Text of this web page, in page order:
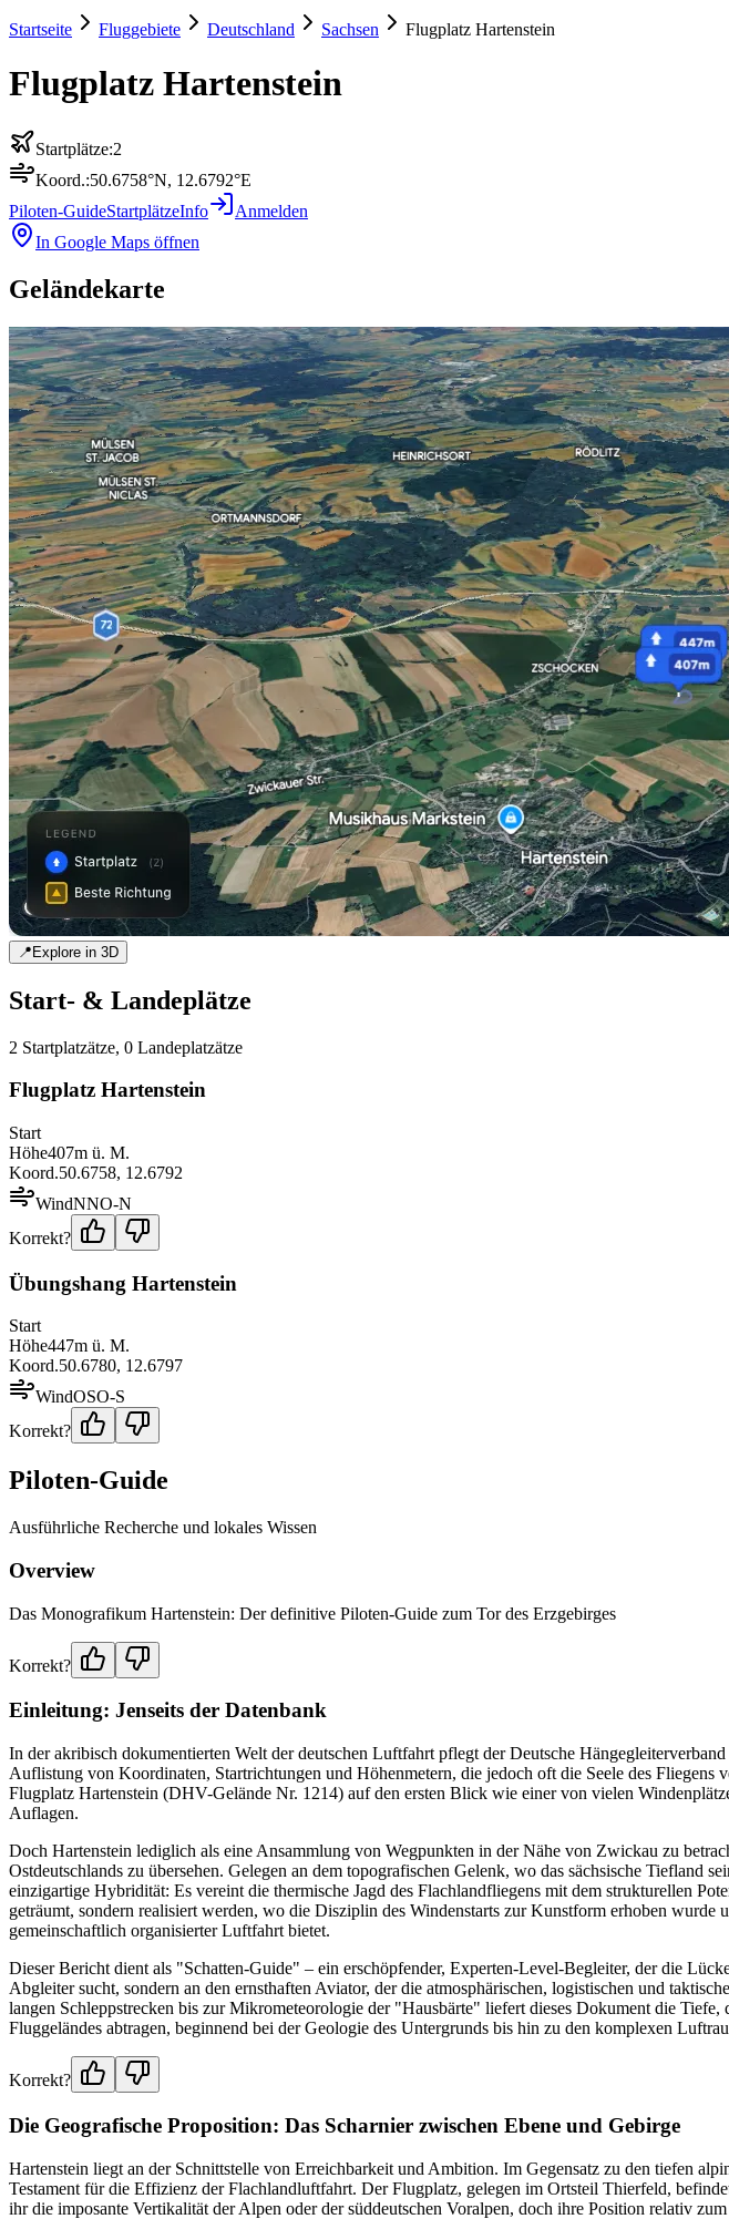
Startseite Fluggebiete Deutschland Sachsen Flugplatz Hartenstein
Flugplatz Hartenstein
Startplätze:2
Koord.:50.6758°N, 12.6792°E
Piloten-GuideStartplätzeInfo
Anmelden
In Google Maps öffnen
Geländekarte
📍Explore in 3D
Start- & Landeplätze
2 Startplatzätze, 0 Landeplatzätze
Flugplatz Hartenstein
Start
Höhe407m ü. M.
Koord.50.6758, 12.6792
WindNNO-N
Korrekt?
Übungshang Hartenstein
Start
Höhe447m ü. M.
Koord.50.6780, 12.6797
WindOSO-S
Korrekt?
Piloten-Guide
Ausführliche Recherche und lokales Wissen
Overview
Das Monografikum Hartenstein: Der definitive Piloten-Guide zum Tor des Erzgebirges
Korrekt?
Einleitung: Jenseits der Datenbank
In der akribisch dokumentierten Welt der deutschen Luftfahrt pflegt der Deutsche
Auflistung von Koordinaten, Startrichtungen und Höhenmetern, die jedoch oft die Seele des Fliegens
Flugplatz Hartenstein (DHV-Gelände Nr. 1214) auf den ersten Blick wie einer von vielen
Auflagen.
Doch Hartenstein lediglich als eine Ansammlung von Wegpunkten in der Nähe von Zwickau zu
Ostdeutschlands zu übersehen. Gelegen an dem topografischen Gelenk, wo das sächsische Tiefland
einzigartige Hybridität: Es vereint die thermische Jagd des Flachlandfliegens mit dem strukturellen
geträumt, sondern realisiert werden, wo die Disziplin des Windenstarts zur Kunstform erhoben
gemeinschaftlich organisierter Luftfahrt bietet.
Dieser Bericht dient als "Schatten-Guide" – ein erschöpfender, Experten-Level-Begleiter, der die
Abgleiter sucht, sondern an den ernsthaften Aviator, der die atmosphärischen, logistischen und
langen Schleppstrecken bis zur Mikrometeorologie der "Hausbärte" liefert dieses Dokument die
Fluggeländes abtragen, beginnend bei der Geologie des Untergrunds bis hin zu den komplexen
Korrekt?
Die Geografische Proposition: Das Scharnier zwischen Ebene und Gebirge
Hartenstein liegt an der Schnittstelle von Erreichbarkeit und Ambition. Im Gegensatz zu den tiefen
Testament für die Effizienz der Flachlandluftfahrt. Der Flugplatz, gelegen im Ortsteil Thierfeld,
ihr die imposante Vertikalität der Alpen oder der süddeutschen Voralpen, doch ihre Position relativ